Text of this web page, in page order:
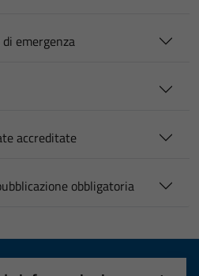
emergenza
accreditate
obbligatoria